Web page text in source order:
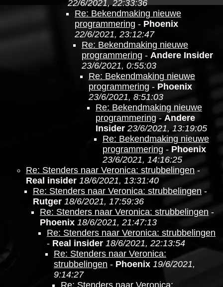
22/6/2021, 22:33:36
Re: Bekendmaking nieuwe
programmering - Phoenix
22/6/2021, 23:12:47
Re: Bekendmaking nieuwe
programmering - Andere Insider
23/6/2021, 0:55:03
Re: Bekendmaking nieuwe
programmering - Phoenix
23/6/2021, 8:51:03
Re: Bekendmaking nieuwe
programmering - Andere
Insider 23/6/2021, 13:19:05
Re: Bekendmaking nieuwe
programmering - Phoenix
23/6/2021, 14:16:25
Re: Stenders naar Veronica: strubbelingen -
Real insider 18/6/2021, 13:31:40
Re: Stenders naar Veronica: strubbelingen -
Rutger 18/6/2021, 17:59:36
Re: Stenders naar Veronica: strubbelingen -
Phoenix 18/6/2021, 21:47:13
Re: Stenders naar Veronica: strubbelingen
- Real insider 18/6/2021, 22:13:54
Re: Stenders naar Veronica:
strubbelingen - Phoenix 19/6/2021,
9:14:27
Re: Stenders naar Veronica: